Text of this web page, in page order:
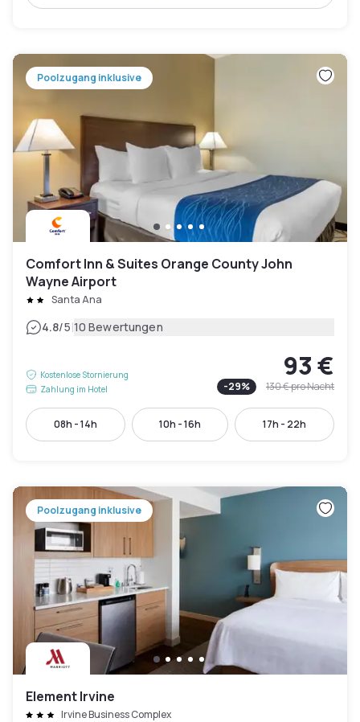
Poolzugang inklusive
Comfort Inn & Suites Orange County John
Wayne Airport
Santa Ana
4.8/5|10 Bewertungen
Kostenlose Stornierung
Zahlung im Hotel
93 €
-29% 130 €pro Nacht
08h - 14h 10h - 16h 17h - 22h
Poolzugang inklusive
Element Irvine
Irvine Business Complex